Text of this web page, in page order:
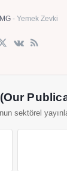
- Yemek Zevki
(Our
sektörel